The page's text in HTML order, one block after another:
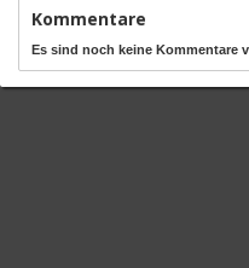
Kommentare
Es sind noch keine Kommentare